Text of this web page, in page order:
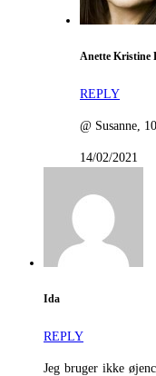
Anette Kristine
REPLY
@ Susanne,
14/02/2021
Ida
REPLY
Jeg bruger ikke